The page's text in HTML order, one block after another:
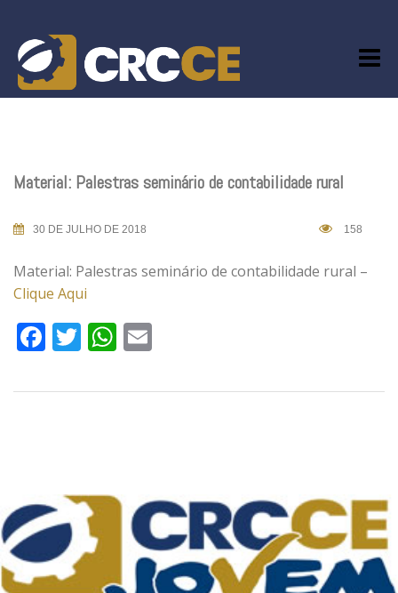
content
Material: Palestras seminário de contabilidade rural
30 DE JULHO DE 2018 158
Material: Palestras seminário de contabilidade rural –
Clique Aqui
Facebook
TwitterWhatsApp